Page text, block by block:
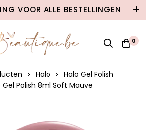
VOOR ALLE BESTELLINGEN
& €120 NAAR
0
Halo
Halo Gel Polish
Gel Polish 8ml Soft Mauve